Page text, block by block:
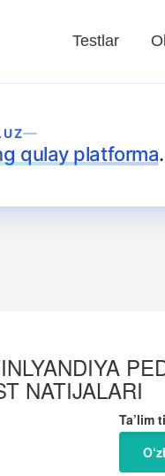
Testlar
qulay platforma.
NATIJALARI
Ta’lim